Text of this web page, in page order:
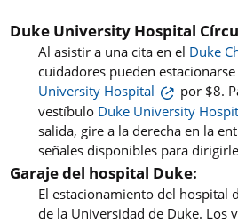
Duke University Hospital
Al asistir a una cita en el Duke
cuidadores pueden estacionarse
University Hospital
por $8.
vestíbulo Duke University
salida, gire a la derecha en la
señales disponibles para
Garaje del hospital Duke:
El estacionamiento del hospital
de la Universidad de Duke. Los